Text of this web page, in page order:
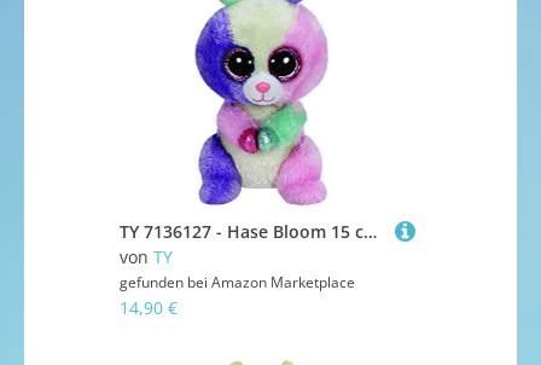
TY 7136127 - Hase Bloom 15 cm, multicolor Beanie Boo's
von TY
gefunden bei Amazon Marketplace
14,90 €